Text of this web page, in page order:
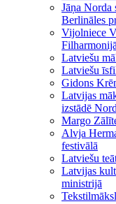
Jāņa Norda
Berlināles
Vijolniece
Filharmonijā
Latviešu
Latviešu
Gidons
Latvijas
izstādē
Margo
Alvja
festivālā
Latviešu
Latvijas
ministrijā